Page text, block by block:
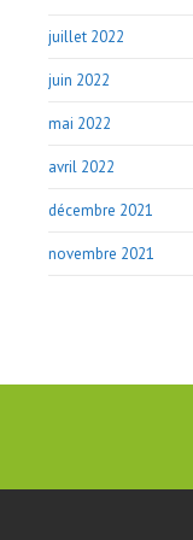
juillet 2022
juin 2022
mai 2022
avril 2022
décembre 2021
novembre 2021